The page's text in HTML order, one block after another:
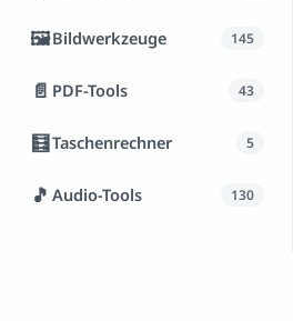
🖼️Bildwerkzeuge 145
📄 PDF-Tools 43
🧮Taschenrechner 5
🎵 Audio-Tools 130